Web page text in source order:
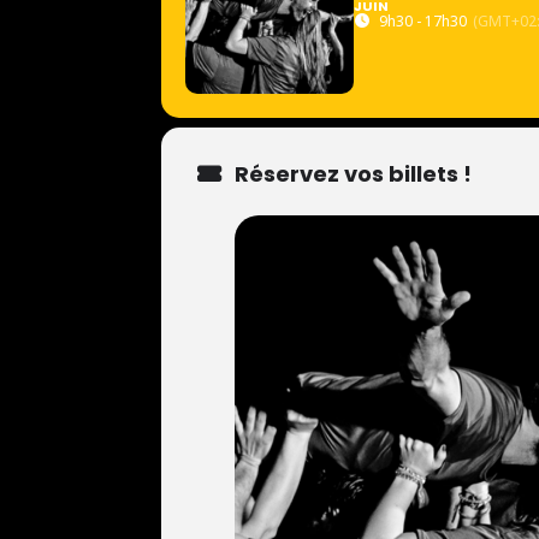
JUIN
9h30 - 17h30
Réservez vos billets !